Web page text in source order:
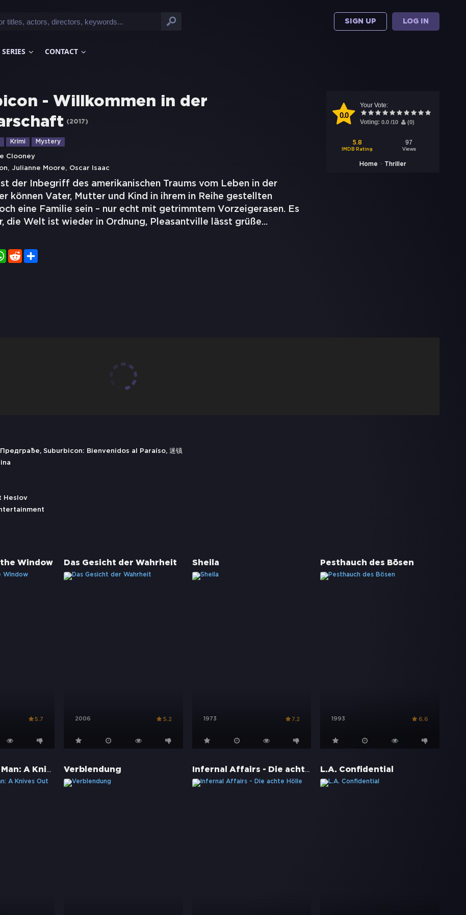
SIGN UP LOG IN
SERIES CONTACT
0.0
Your Vote:
Voting: 0.0 /10 (0)
5.8
IMDB Rating
97
Views
Home > Thriller
- Willkommen in der
(2017)
Krimi Mystery
Clooney
, Julianne Moore, Oscar Isaac
der Inbegriff des amerikanischen Traums vom Leben in der
können Vater, Mutter und Kind in ihrem in Reihe gestellten
eine Familie sein – nur echt mit getrimmtem Vorzeigerasen. Es
die Welt ist wieder in Ordnung, Pleasantville lässt grüße...
WhatsApp
Reddit
Предграђе, Suburbicon: Bienvenidos al Paraíso, 迷镇
Heslov
Window
5.7
Das Gesicht der Wahrheit
2006 5.2
Sheila
1973 7.2
Pesthauch des Bösen
1993 6.6
Wake Up Dead Man: A Knives Out Mystery Verblendung Infernal Affairs - Die achte Hölle L.A. Confidential